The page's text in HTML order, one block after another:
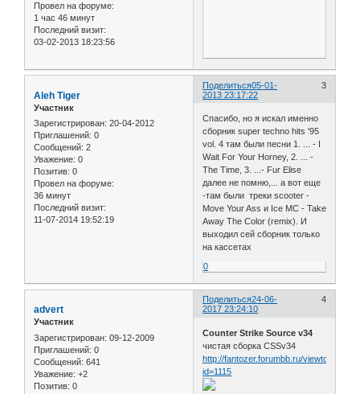
Провел на форуме:
1 час 46 минут
Последний визит:
03-02-2013 18:23:56
Поделиться 3
05-01-
2013 23:17:22
Aleh Tiger
Участник
Зарегистрирован: 20-04-2012
Приглашений: 0
Сообщений: 2
Уважение: 0
Позитив: 0
Провел на форуме:
36 минут
Последний визит:
11-07-2014 19:52:19
Спасибо, но я искал именно
сборник super techno hits '95
vol. 4 там были песни 1. ... - I
Wait For Your Horney, 2. ... -
The Time, 3. ...- Fur Elise
далее не помню,... а вот еще
-там были треки scooter -
Move Your Ass и Ice MC - Take
Away The Color (remix). И
выходил сей сборник только
на кассетах
0
Поделиться 4
24-06-
2017 23:24:10
advert
Участник
Зарегистрирован: 09-12-2009
Приглашений: 0
Сообщений: 641
Уважение: +2
Позитив: 0
Counter Strike Source v34
чистая сборка CSSv34
http://fantozer.forumbb.ru/
id=1115